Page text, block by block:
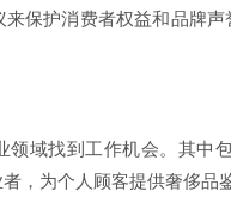
保护消费者权益和品牌
领域找到工作机会。其中
，为个人顾客提供奢侈品